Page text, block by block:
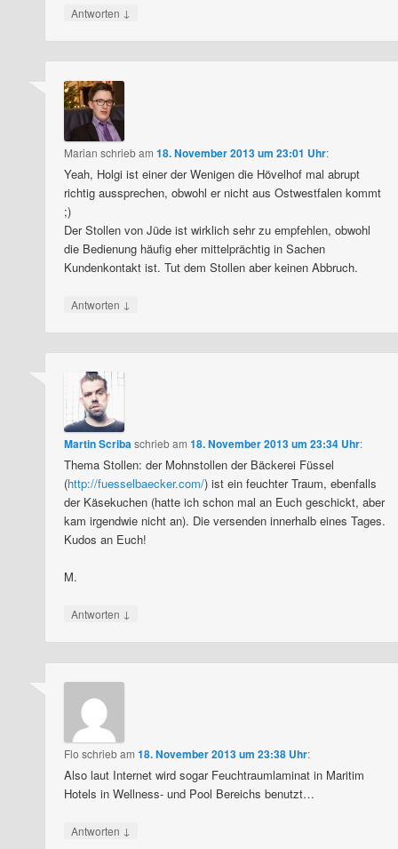
Antworten ↓
Marian schriebam18. November 2013 um 23:01 Uhr:
Yeah, Holgi ist einer der Wenigen die Hövelhof mal abrupt
richtig aussprechen, obwohl er nicht aus Ostwestfalen kommt
;)
Der Stollen von Jüde ist wirklich sehr zu empfehlen, obwohl
die Bedienung häufig eher mittelprächtig in Sachen
Kundenkontakt ist. Tut dem Stollen aber keinen Abbruch.
Antworten ↓
Martin Scribaschriebam18. November 2013 um 23:34 Uhr:
Thema Stollen: der Mohnstollen der Bäckerei Füssel
(http://fuesselbaecker.com/) ist ein feuchter Traum, ebenfalls
der Käsekuchen (hatte ich schon mal an Euch geschickt, aber
kam irgendwie nicht an). Die versenden innerhalb eines Tages.
Kudos an Euch!
M.
Antworten ↓
Flo schriebam18. November 2013 um 23:38 Uhr:
Also laut Internet wird sogar Feuchtraumlaminat in Maritim
Hotels in Wellness- und Pool Bereichs benutzt…
Antworten ↓